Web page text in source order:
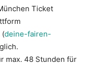
Ticket
(deine-fairen-
max. 48 Stunden für